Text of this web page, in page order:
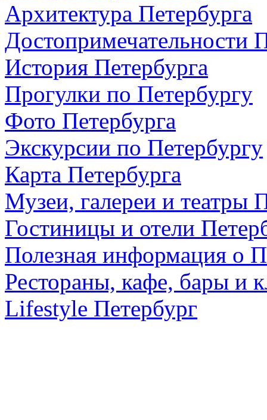
Архитектура Петербурга
Достопримечательности
История Петербурга
Прогулки по Петербургу
Фото Петербурга
Экскурсии по Петербургу
Карта Петербурга
Музеи, галереи и театры
Гостиницы и отели
Полезная информация о
Рестораны, кафе, бары и
Lifestyle Петербург